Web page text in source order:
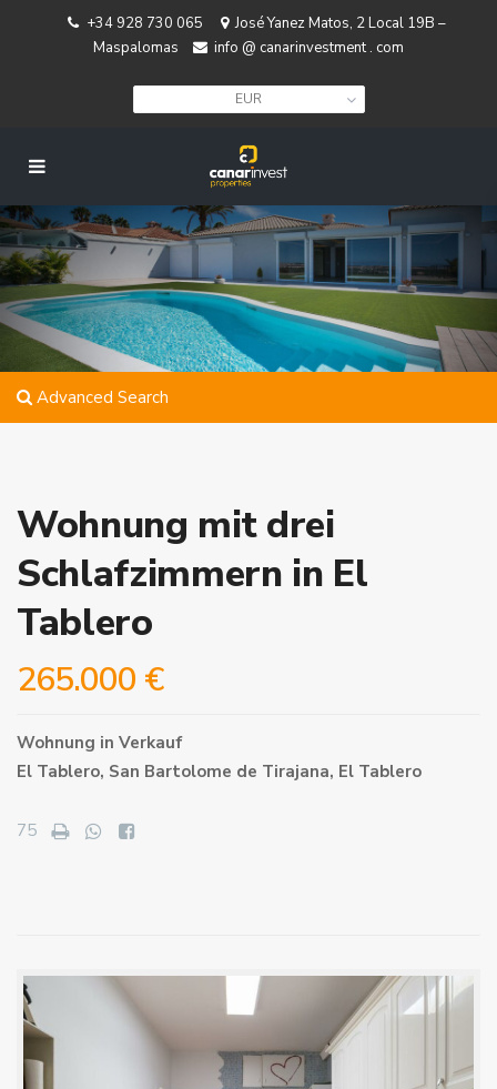
+34 928 730 065
José Yanez Matos, 2 Local 19B –
Maspalomas
info @ canarinvestment . com
EUR
Advanced Search
Wohnung mit drei
Schlafzimmern in El
Tablero
265.000 €
Wohnung in Verkauf
El Tablero, San Bartolome de Tirajana, El Tablero
75